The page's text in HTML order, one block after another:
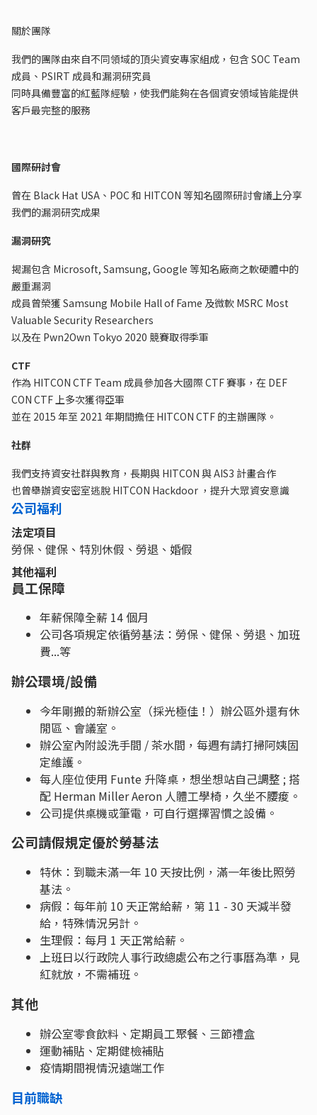
關於團隊
我們的團隊由來自不同領域的頂尖資安專家組成，包含 SOC Team
成員、PSIRT 成員和漏洞研究員
同時具備豐富的紅藍隊經驗，使我們能夠在各個資安領域皆能提供
客戶最完整的服務
國際研討會
曾在 Black Hat USA、POC 和 HITCON 等知名國際研討會議上分享
我們的漏洞研究成果
漏洞研究
揭漏包含 Microsoft, Samsung, Google 等知名廠商之軟硬體中的
嚴重漏洞
成員曾榮獲 Samsung Mobile Hall of Fame 及微軟 MSRC Most
Valuable Security Researchers
以及在 Pwn2Own Tokyo 2020 競賽取得季軍
CTF
作為 HITCON CTF Team 成員參加各大國際 CTF 賽事，在 DEF
CON CTF 上多次獲得亞軍
並在 2015 年至 2021 年期間擔任 HITCON CTF 的主辦團隊。
社群
我們支持資安社群與教育，長期與 HITCON 與 AIS3 計畫合作
也曾舉辦資安密室逃脫 HITCON Hackdoor ，提升大眾資安意識
公司福利
法定項目
勞保、健保、特別休假、勞退、婚假
其他福利
員工保障
年薪保障全薪 14 個月
公司各項規定依循勞基法：勞保、健保、勞退、加班
費...等
辦公環境/設備
今年剛搬的新辦公室（採光極佳！）辦公區外還有休
閒區、會議室。
辦公室內附設洗手間 / 茶水間，每週有請打掃阿姨固
定維護。
每人座位使用 Funte 升降桌，想坐想站自己調整 ; 搭
配 Herman Miller Aeron 人體工學椅，久坐不腰痠。
公司提供桌機或筆電，可自行選擇習慣之設備。
公司請假規定優於勞基法
特休：到職未滿一年 10 天按比例，滿一年後比照勞
基法。
病假：每年前 10 天正常給薪，第 11 - 30 天減半發
給，特殊情況另計。
生理假：每月 1 天正常給薪。
上班日以行政院人事行政總處公布之行事曆為準，見
紅就放，不需補班。
其他
辦公室零食飲料、定期員工聚餐、三節禮盒
運動補貼、定期健檢補貼
疫情期間視情況遠端工作
目前職缺